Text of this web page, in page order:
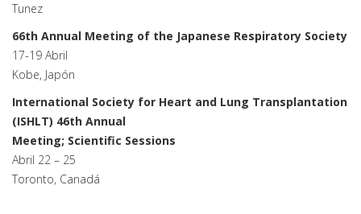
Tunez
66th Annual Meeting of the Japanese Respiratory Society
17-19 Abril
Kobe, Japón
International Society for Heart and Lung Transplantation
(ISHLT) 46th Annual
Meeting; Scientific Sessions
Abril 22 – 25
Toronto, Canadá